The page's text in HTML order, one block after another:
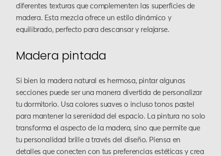
diferentes texturas que complementen las superficies de
madera. Esta mezcla ofrece un estilo dinámico y
equilibrado, perfecto para descansar y relajarse.
Madera pintada
Si bien la madera natural es hermosa, pintar algunas
secciones puede ser una manera divertida de personalizar
tu dormitorio. Usa colores suaves o incluso tonos pastel
para mantener la serenidad del espacio. La pintura no solo
transforma el aspecto de la madera, sino que permite que
tu personalidad brille a través del diseño. Piensa en
detalles que conecten con tus preferencias estéticas y crea